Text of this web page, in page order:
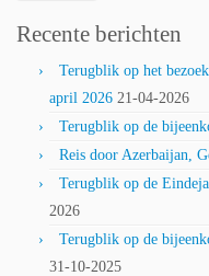
Recente berichten
Terugblik op het
april 2026 21-04-2026
Terugblik op de
Reis door Azerbaijan,
Terugblik op de
2026
Terugblik op de
31-10-2025